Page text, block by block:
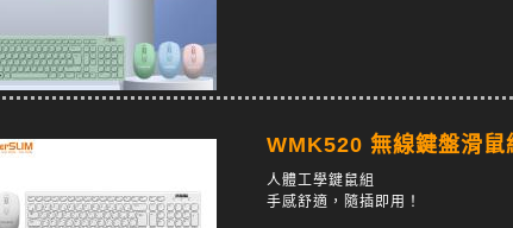
WMK520 無線鍵盤滑鼠
人體工學鍵鼠組
手感舒適，隨插即用！